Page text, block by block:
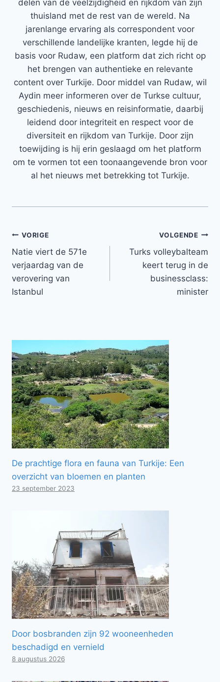
delen van de veelzijdigheid en rijkdom van zijn
thuisland met de rest van de wereld. Na
jarenlange ervaring als correspondent voor
verschillende landelijke kranten, legde hij de
basis voor Rudaw, een platform dat zich richt op
het brengen van authentieke en relevante
content over Turkije. Door middel van Rudaw, wil
Aydin meer informeren over de Turkse cultuur,
geschiedenis, nieuws en reisinformatie, daarbij
leidend door integriteit en respect voor de
diversiteit en rijkdom van Turkije. Door zijn
toewijding is hij erin geslaagd om het platform
om te vormen tot een toonaangevende bron voor
al het nieuws met betrekking tot Turkije.
Bericht
navigatie
VORIGE
Natie viert de 571e
verjaardag van de
verovering van
Istanbul
VOLGENDE
Turks volleybalteam
keert terug in de
businessclass:
minister
De prachtige flora en fauna van Turkije: Een
overzicht van bloemen en planten
23 september 2023
Door bosbranden zijn 92 wooneenheden
beschadigd en vernield
8 augustus 2026